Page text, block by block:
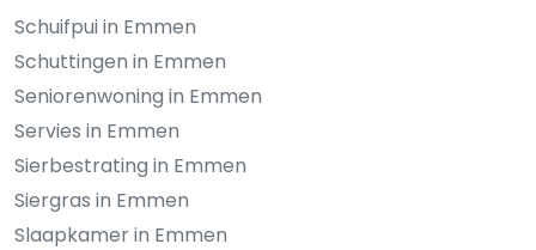
Schuifpui in Emmen
Schuttingen in Emmen
Seniorenwoning in Emmen
Servies in Emmen
Sierbestrating in Emmen
Siergras in Emmen
Slaapkamer in Emmen